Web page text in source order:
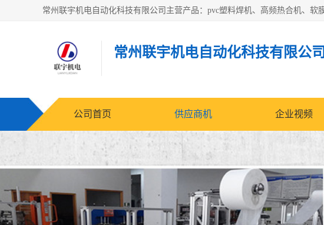
常州联宇机电自动化科技有限公司
公司首页 供应商机 企业视频